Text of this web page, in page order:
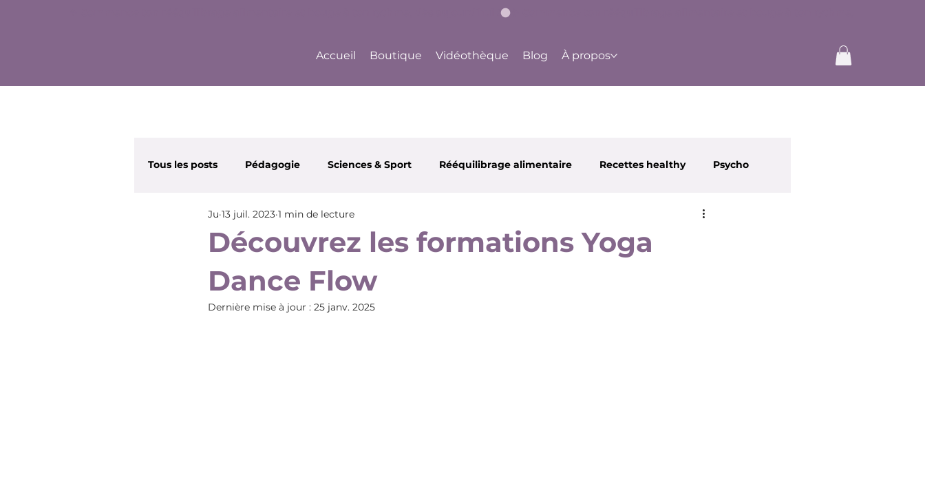
Accueil Boutique Vidéothèque Blog À propos
Tous les posts Pédagogie Sciences & Sport Rééquilibrage alimentaire Recettes healthy Psycho
Wonder Nana Beauté et Santé
Découvrez les formations Yoga
Dance Flow
Ju 13 juil. 2023 1 min de lecture
Dernière mise à jour : 25 janv. 2025